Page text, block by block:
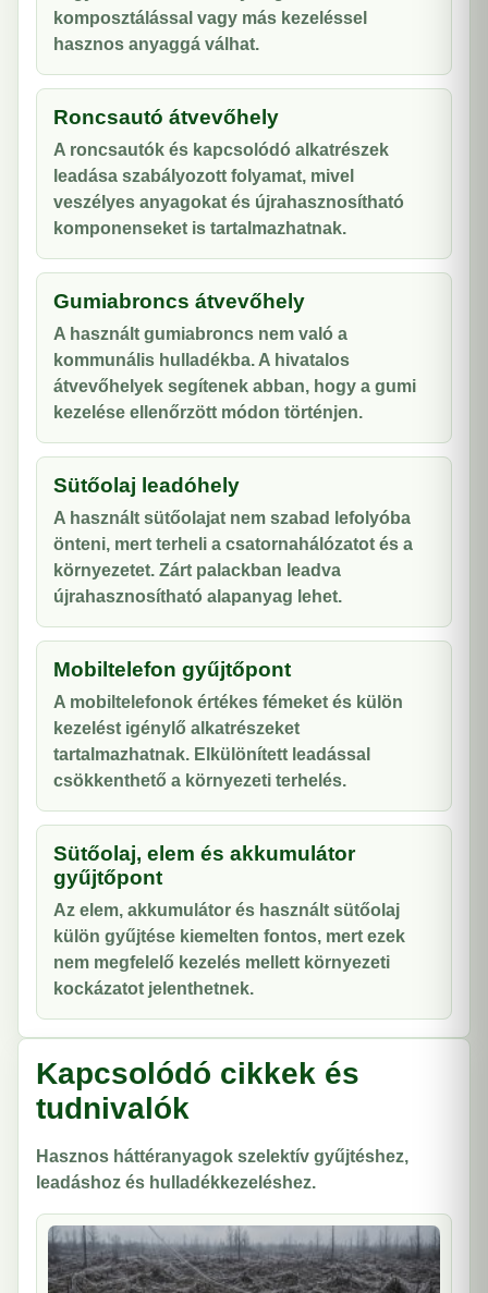
komposztálással vagy más kezeléssel
hasznos anyaggá válhat.
Roncsautó átvevőhely
A roncsautók és kapcsolódó alkatrészek
leadása szabályozott folyamat, mivel
veszélyes anyagokat és újrahasznosítható
komponenseket is tartalmazhatnak.
Gumiabroncs átvevőhely
A használt gumiabroncs nem való a
kommunális hulladékba. A hivatalos
átvevőhelyek segítenek abban, hogy a gumi
kezelése ellenőrzött módon történjen.
Sütőolaj leadóhely
A használt sütőolajat nem szabad lefolyóba
önteni, mert terheli a csatornahálózatot és a
környezetet. Zárt palackban leadva
újrahasznosítható alapanyag lehet.
Mobiltelefon gyűjtőpont
A mobiltelefonok értékes fémeket és külön
kezelést igénylő alkatrészeket
tartalmazhatnak. Elkülönített leadással
csökkenthető a környezeti terhelés.
Sütőolaj, elem és akkumulátor
gyűjtőpont
Az elem, akkumulátor és használt sütőolaj
külön gyűjtése kiemelten fontos, mert ezek
nem megfelelő kezelés mellett környezeti
kockázatot jelenthetnek.
Kapcsolódó cikkek és
tudnivalók
Hasznos háttéranyagok szelektív gyűjtéshez,
leadáshoz és hulladékkezeléshez.